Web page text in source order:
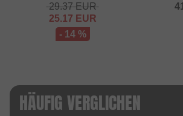
29.37EUR
25.17 EUR
- 14 %
HÄUFIG VERGLICHEN